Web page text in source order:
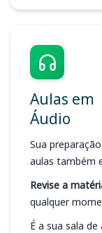
Aulas em
Áudio
Sua preparação
aulas também
Revise a
qualquer
É a sua sala de